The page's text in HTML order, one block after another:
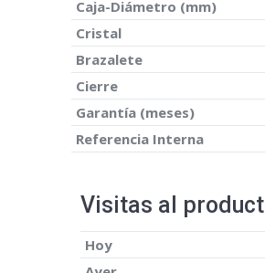
Caja-Diámetro (mm)
Cristal
Brazalete
Cierre
Garantía (meses)
Referencia Interna
Visitas al
Hoy